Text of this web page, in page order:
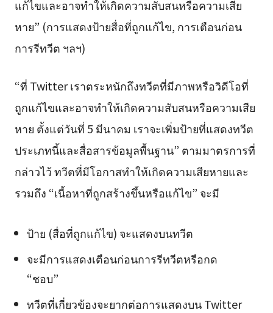
แก้ไขและอาจทำให้เกิดความสับสนหรือความเสีย
หาย” (การแสดงป้ายสื่อที่ถูกแก้ไข, การเตือนก่อน
การรีทวีต ฯลฯ)
“ที่ Twitter เราตระหนักถึงทวีตที่มีภาพหรือวิดีโอที่
ถูกแก้ไขและอาจทำให้เกิดความสับสนหรือความเสีย
หาย ตั้งแต่วันที่ 5 มีนาคม เราจะเพิ่มป้ายที่แสดงทวีต
ประเภทนี้และสื่อสารข้อมูลพื้นฐาน” ตามมาตรการที่
กล่าวไว้ ทวีตที่มีโอกาสทำให้เกิดความเสียหายและ
รวมถึง “เนื้อหาที่ถูกสร้างขึ้นหรือแก้ไข” จะมี
ป้าย (สื่อที่ถูกแก้ไข) จะแสดงบนทวีต
จะมีการแสดงเตือนก่อนการรีทวีตหรือกด
“ชอบ”
ทวีตที่เกี่ยวข้องจะยากต่อการแสดงบน Twitter